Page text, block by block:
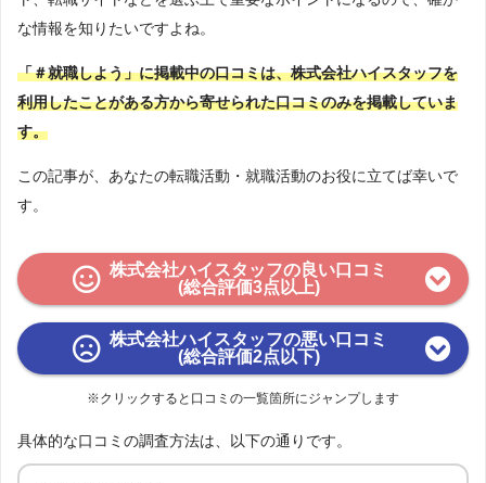
な情報を知りたいですよね。
「＃就職しよう」に掲載中の口コミは、株式会社ハイスタッフを
利用したことがある方から寄せられた口コミのみを掲載していま
す。
この記事が、あなたの転職活動・就職活動のお役に立てば幸いで
す。
株式会社ハイスタッフの良い口コミ
(総合評価3点以上)
株式会社ハイスタッフの悪い口コミ
(総合評価2点以下)
※クリックすると口コミの一覧箇所にジャンプします
具体的な口コミの調査方法は、以下の通りです。